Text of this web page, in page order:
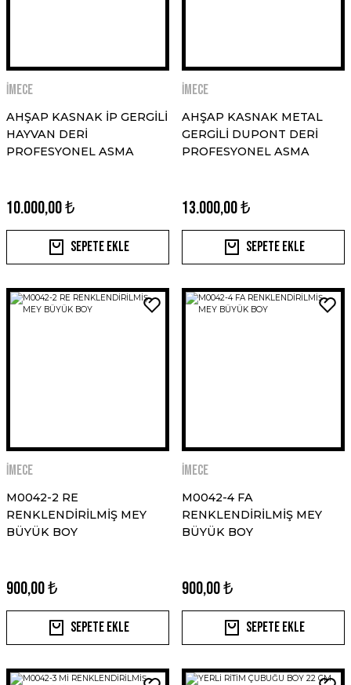
İMECE
AHŞAP KASNAK İP GERGİLİ
HAYVAN DERİ
PROFESYONEL ASMA
10.000,00 ₺
Sepete Ekle
İMECE
AHŞAP KASNAK METAL
GERGİLİ DUPONT DERİ
PROFESYONEL ASMA
13.000,00 ₺
Sepete Ekle
İMECE
M0042-2 RE
RENKLENDİRİLMİŞ MEY
BÜYÜK BOY
900,00 ₺
Sepete Ekle
İMECE
M0042-4 FA
RENKLENDİRİLMİŞ MEY
BÜYÜK BOY
900,00 ₺
Sepete Ekle